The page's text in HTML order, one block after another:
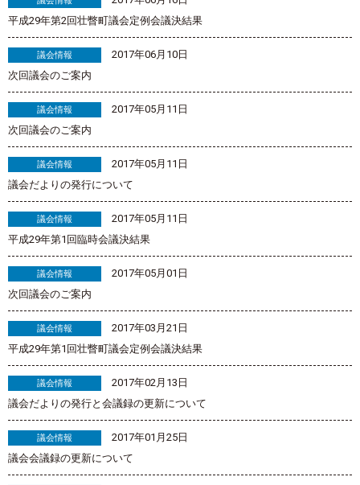
平成29年第2回壮瞥町議会定例会議決結果
議会情報
2017年06月10日
次回議会のご案内
議会情報
2017年05月11日
次回議会のご案内
議会情報
2017年05月11日
議会だよりの発行について
議会情報
2017年05月11日
平成29年第1回臨時会議決結果
議会情報
2017年05月01日
次回議会のご案内
議会情報
2017年03月21日
平成29年第1回壮瞥町議会定例会議決結果
議会情報
2017年02月13日
議会だよりの発行と会議録の更新について
議会情報
2017年01月25日
議会会議録の更新について